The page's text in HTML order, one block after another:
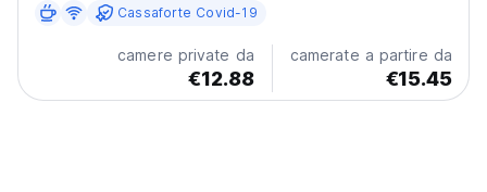
gentle song of the bird that gives our space its name.
Just as the Aracuã heralds life in harmony...
Cassaforte Covid-19
camere private da
€12.88
camerate a partire da
€15.45